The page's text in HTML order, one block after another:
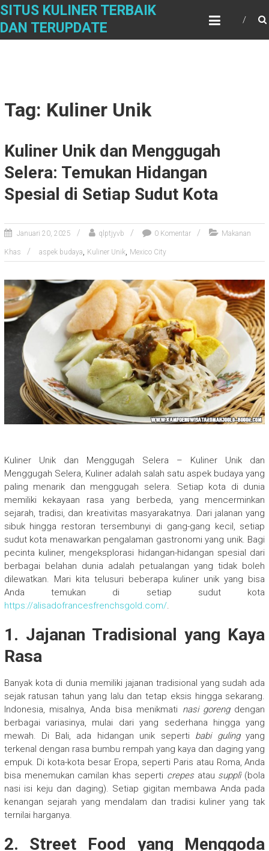
Skip
content
SITUS KULINER TERBAIK
DAN TERUPDATE
Tag: Kuliner Unik
Kuliner Unik dan Menggugah
Selera: Temukan Hidangan
Spesial di Setiap Sudut Kota
Januari 20, 2025 qlptjyvb 0 Komentar Makanan
Khas aspek budaya, Kuliner Unik, Mexico City
Kuliner Unik dan Menggugah Selera – Kuliner Unik dan
Menggugah Selera, Kuliner adalah salah satu aspek budaya yang
paling menarik dan menggugah selera. Setiap kota di dunia
memiliki kekayaan rasa yang berbeda, yang mencerminkan
sejarah, tradisi, dan kreativitas masyarakatnya. Dari jalanan yang
sibuk hingga restoran tersembunyi di gang-gang kecil, setiap
sudut kota menawarkan pengalaman gastronomi yang unik. Bagi
pecinta kuliner, mengeksplorasi hidangan-hidangan spesial dari
berbagai belahan dunia adalah petualangan yang tidak boleh
dilewatkan. Mari kita telusuri beberapa kuliner unik yang bisa
Anda temukan di setiap sudut kota
https://alisadofrancesfrenchsgold.com/.
1. Jajanan Tradisional yang Kaya
Rasa
Banyak kota di dunia memiliki jajanan tradisional yang sudah ada
sejak ratusan tahun yang lalu dan tetap eksis hingga sekarang.
Indonesia, misalnya, Anda bisa menikmati nasi gorengdengan
berbagai variasinya, mulai dari yang sederhana hingga yang
mewah. Di Bali, ada hidangan unik seperti babi gulingyang
terkenal dengan rasa bumbu rempah yang kaya dan daging yang
empuk. Di kota-kota besar Eropa, seperti Paris atau Roma, Anda
bisa menemukan camilan khas seperti crepesatau supplì(bola
nasi isi keju dan daging). Setiap gigitan membawa Anda pada
kenangan sejarah yang mendalam dan tradisi kuliner yang tak
ternilai harganya.
2. Street Food yang Menggoda